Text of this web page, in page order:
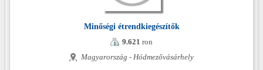
Minőségi étrendkiegészítők
9.621 ron
Magyarország - Hódmezővásárhely